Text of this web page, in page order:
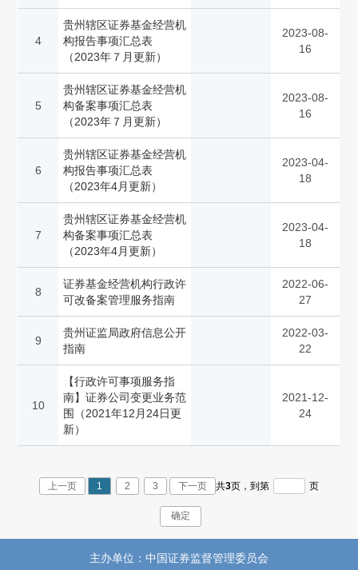
4
贵州辖区证券基金经营机
构报告事项汇总表
（2023年７月更新）
2023-08-
16
5
贵州辖区证券基金经营机
构备案事项汇总表
（2023年７月更新）
2023-08-
16
6
贵州辖区证券基金经营机
构报告事项汇总表
（2023年4月更新）
2023-04-
18
7
贵州辖区证券基金经营机
构备案事项汇总表
（2023年4月更新）
2023-04-
18
8
证券基金经营机构行政许
可改备案管理服务指南
2022-06-
27
9
贵州证监局政府信息公开
指南
2022-03-
22
10
【行政许可事项服务指
南】证券公司变更业务范
围（2021年12月24日更
新）
2021-12-
24
上一页 1 2 3 下一页 共3页， 到第 页
确定
主办单位：中国证券监督管理委员会